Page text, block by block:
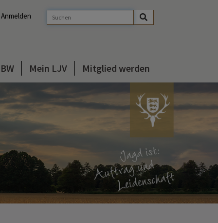
Anmelden
Mein LJV Mitglied werden